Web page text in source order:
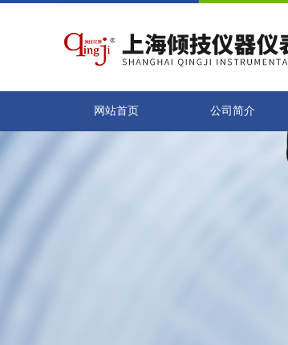
网站首页 公司简介